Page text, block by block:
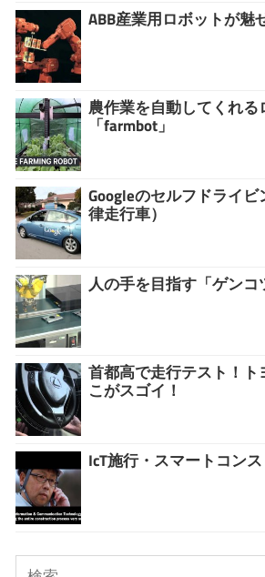
ABB産業用ロボットが魅
農作業を自動してくれる
「farmbot」
Googleのセルフドライ
律走行車）
人の手を目指す「ゲンコ
首都高で走行テスト！ト
こがスゴイ！
IcT施行・スマートコン